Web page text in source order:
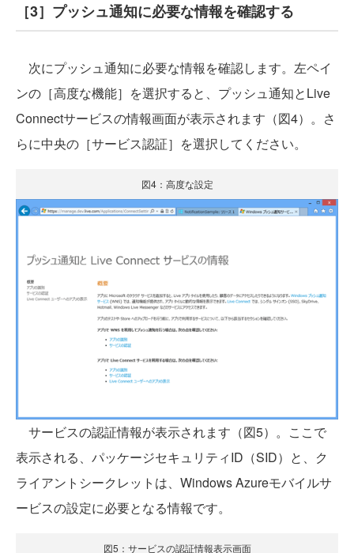
［3］プッシュ通知に必要な情報を確認する
次にプッシュ通知に必要な情報を確認します。左ペイ
ンの［高度な機能］を選択すると、プッシュ通知とLive
Connectサービスの情報画面が表示されます（図4）。さ
らに中央の［サービス認証］を選択してください。
図4：高度な設定
サービスの認証情報が表示されます（図5）。ここで
表示される、パッケージセキュリティID（SID）と、ク
ライアントシークレットは、Windows Azureモバイルサ
ービスの設定に必要となる情報です。
図5：サービスの認証情報表示画面